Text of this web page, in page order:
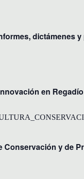
dictámenes
en Regadío
y de